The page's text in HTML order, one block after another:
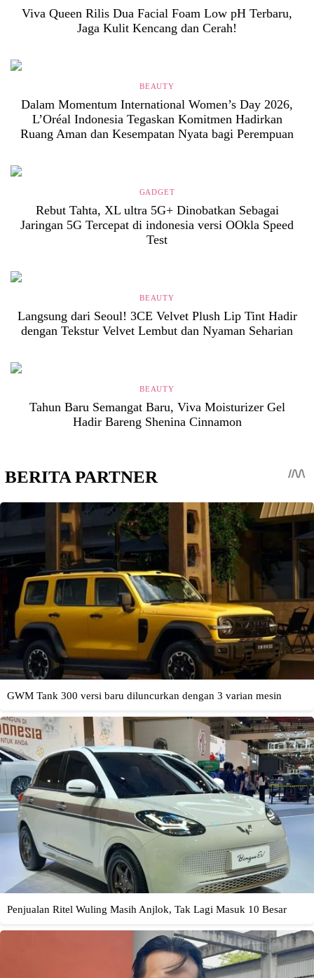
Viva Queen Rilis Dua Facial Foam Low pH Terbaru,
Jaga Kulit Kencang dan Cerah!
BEAUTY
Dalam Momentum International Women’s Day 2026,
L’Oréal Indonesia Tegaskan Komitmen Hadirkan
Ruang Aman dan Kesempatan Nyata bagi Perempuan
GADGET
Rebut Tahta, XL ultra 5G+ Dinobatkan Sebagai
Jaringan 5G Tercepat di indonesia versi OOkla Speed
Test
BEAUTY
Langsung dari Seoul! 3CE Velvet Plush Lip Tint Hadir
dengan Tekstur Velvet Lembut dan Nyaman Seharian
BEAUTY
Tahun Baru Semangat Baru, Viva Moisturizer Gel
Hadir Bareng Shenina Cinnamon